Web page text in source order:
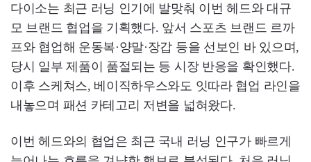
다이소는 최근 러닝 인기에 발맞춰 이번 헤드와 대규
모 브랜드 협업을 기획했다. 앞서 스포츠 브랜드 르까
프와 협업해 운동복·양말·장갑 등을 선보인 바 있으며,
당시 일부 제품이 품절되는 등 시장 반응을 확인했다.
이후 스케쳐스, 베이직하우스와도 잇따라 협업 라인을
내놓으며 패션 카테고리 저변을 넓혀왔다.
이번 헤드와의 협업은 최근 국내 러닝 인구가 빠르게